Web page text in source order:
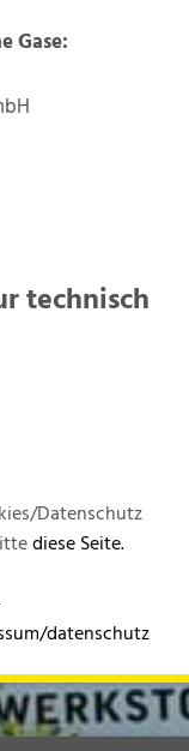
Gase:
technisch
Datenschutz
diese Seite.
datenschutz